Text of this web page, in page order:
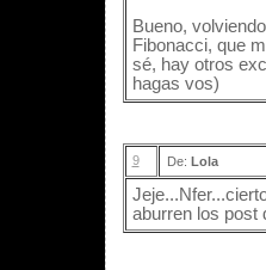
Bueno,
Fibonacci, que
sé, hay otros
hagas vos)
9 De: Lola
aburren los post